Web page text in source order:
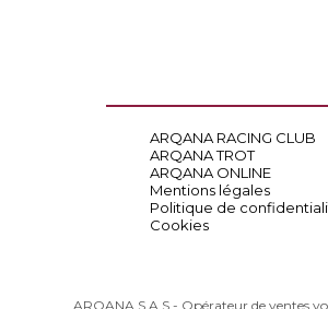
ARQANA RACING CLUB
ARQANA TROT
ARQANA ONLINE
Mentions légales
Politique de
Cookies
ARQANA S.A.S - Opérateur de ventes